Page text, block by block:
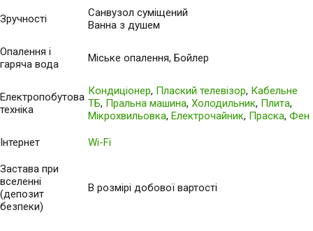
Зручності
Санвузол суміщений
Ванна з душем
Опалення і
гаряча вода
Міське опалення, Бойлер
Електропобутова
техніка
Кондиціонер, Плаский телевізор, Кабельне
ТБ, Пральна машина, Холодильник, Плита,
Мікрохвильовка, Електрочайник, Праска, Фен
Інтернет Wi-Fi
Застава при
вселенні
(депозит
безпеки)
В розмірі добової вартості